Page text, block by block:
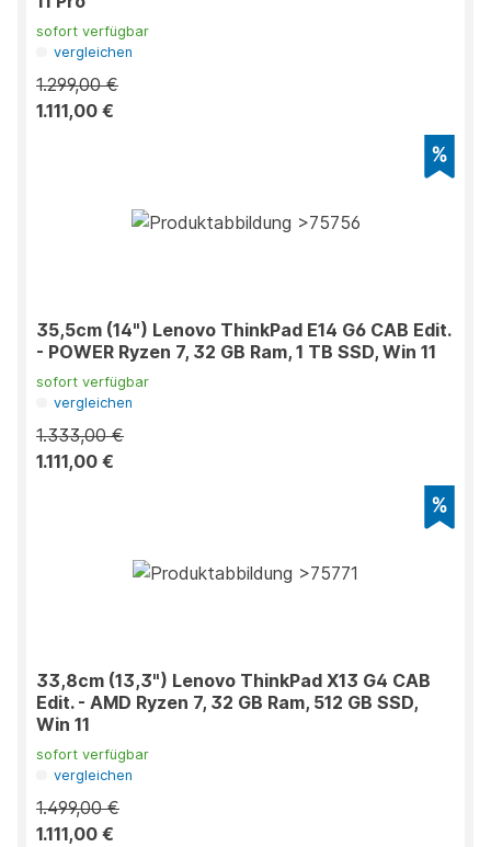
sofort verfügbar
vergleichen
1.299,00 €
1.111,00 €
35,5cm (14") Lenovo ThinkPad E14 G6 CAB Edit.
- POWER Ryzen 7, 32 GB Ram, 1 TB SSD, Win 11
sofort verfügbar
vergleichen
1.333,00 €
1.111,00 €
33,8cm (13,3") Lenovo ThinkPad X13 G4 CAB
Edit. - AMD Ryzen 7, 32 GB Ram, 512 GB SSD,
Win 11
sofort verfügbar
vergleichen
1.499,00 €
1.111,00 €